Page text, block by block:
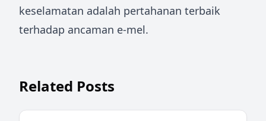
keselamatan adalah pertahanan terbaik
terhadap ancaman e-mel.
Related Posts